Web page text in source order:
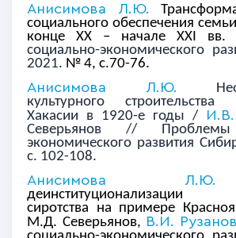
Анисимова Л.Ю.
социального обеспечения
конце ХХ – начале ХХI вв.
социально-экономического
2021. № 4, с.70-76.
Анисимова Л.Ю.
культурного
Хакасии в 1920-е годы /
Северьянов // Проблемы
экономического развития
с. 102-108.
Анисимова Л.Ю.
деинституционализации
сиротства на примере
М.Д. Северьянов, В.И. Рузанов